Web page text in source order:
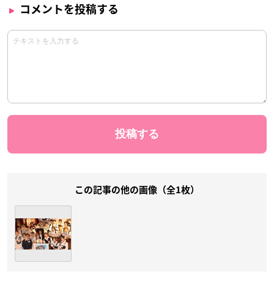
コメントを投稿する
この記事の他の画像（全1枚）